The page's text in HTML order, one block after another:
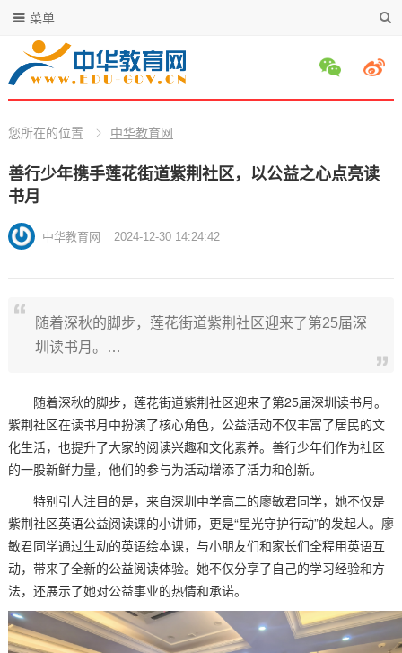
菜单
您所在的位置 中华教育网
善行少年携手莲花街道紫荆社区，以公益之心点亮读
书月
中华教育网 2024-12-30 14:24:42
随着深秋的脚步，莲花街道紫荆社区迎来了第25届深
圳读书月。…
随着深秋的脚步，莲花街道紫荆社区迎来了第25届深圳读书月。
紫荆社区在读书月中扮演了核心角色，公益活动不仅丰富了居民的文
化生活，也提升了大家的阅读兴趣和文化素养。善行少年们作为社区
的一股新鲜力量，他们的参与为活动增添了活力和创新。
特别引人注目的是，来自深圳中学高二的廖敏君同学，她不仅是
紫荆社区英语公益阅读课的小讲师，更是“星光守护行动”的发起人。廖
敏君同学通过生动的英语绘本课，与小朋友们和家长们全程用英语互
动，带来了全新的公益阅读体验。她不仅分享了自己的学习经验和方
法，还展示了她对公益事业的热情和承诺。